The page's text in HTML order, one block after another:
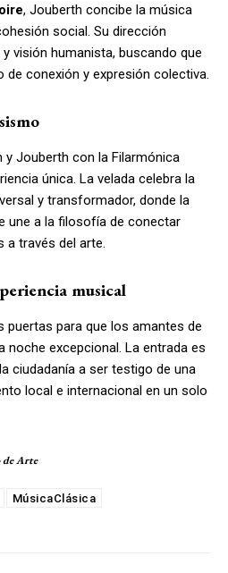
, Jouberth concibe la música
social. Su dirección
visión humanista, buscando que
conexión y expresión colectiva.
y Jouberth con la Filarmónica
única. La velada celebra la
y transformador, donde la
une a la filosofía de conectar
través del arte.
musical
puertas para que los amantes de
noche excepcional. La entrada es
ciudadanía a ser testigo de una
local e internacional en un solo
de Arte
MúsicaClásica